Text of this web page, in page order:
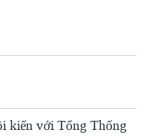
kiến với Tổng Thống